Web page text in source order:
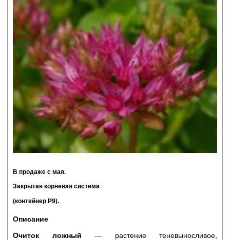
В продаже с мая.
Закрытая корневая система
(контейнер Р9).
Описание
Очиток ложный — растение теневыносливое,